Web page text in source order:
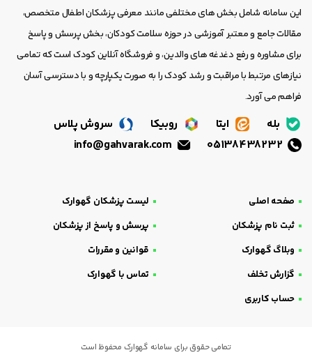
این سامانه شامل بخش های مختلفی مانند معرفی پزشکان اطفال متخصص،
مقالات جامع و معتبر آموزشی در حوزه سلامت کودکان، بخش پرسش و پاسخ
برای مشاوره و رفع دغدغه های والدین، و فروشگاه آنلاین کودک است که تمامی
نیازهای مرتبط با مراقبت و رشد کودک را به صورت یکپارچه و با دسترسی آسان
فراهم می آورد.
بله ایتا روبیکا
سروش پلاس
صفحه اصلی
لیست پزشکان گهوارک
ثبت نام پزشکان
پرسش و پاسخ از پزشکان
وبلاگ گهوارک
قوانین و مقررات
گزارش تخلف
تماس با گهوارک
حساب کاربری
تمامی حقوق برای سامانه گهوارک محفوظ است